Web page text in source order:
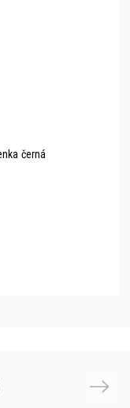
Dámská EKO kožená peněženka černá
Next